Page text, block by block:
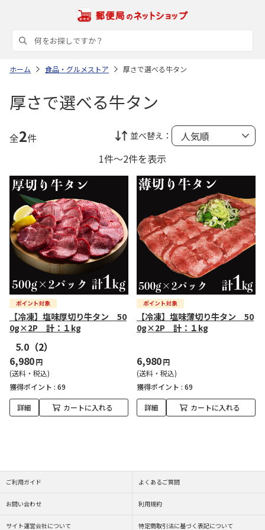
ホーム 食品・グルメストア 厚さで選べる牛タン
厚さで選べる牛タン
全2件 並べ替え：
1件～2件を表示
【冷凍】塩味厚切り牛タン 50
0g×2P 計：１kg
5.0 （2）
6,980円
(送料・税込)
獲得ポイント : 69
詳細 カートに入れる
【冷凍】塩味薄切り牛タン 50
0g×2P 計：１kg
6,980円
(送料・税込)
獲得ポイント : 69
詳細 カートに入れる
ご利用ガイド よくあるご質問
お問い合わせ 利用規約
サイト運営会社について 特定商取引法に基づく表記について